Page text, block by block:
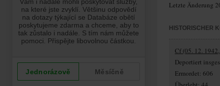
Letzte Änderung
HISTORISCHER
Cf (05. 12.
Deportiert
Ermordet: 606